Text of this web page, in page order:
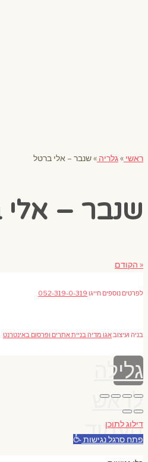
ראשי »גלריה »שנבר – אלי ברטל
שנבר –
« הקודם
לפרטים נוספים חייגו 052-319-0-319
בניה ועיצובאגו מדיה בניית אתרים ופרסום באינטרנט
גלילה
לראש
העמוד
דילוג לתוכן
פתח סרגל נגישות